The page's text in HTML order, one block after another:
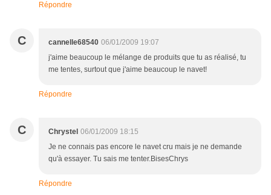
Répondre
C cannelle68540 06/01/2009 19:07
j'aime beaucoup le mélange de produits que tu as réalisé, tu
me tentes, surtout que j'aime beaucoup le navet!
Répondre
C Chrystel 06/01/2009 18:15
Je ne connais pas encore le navet cru mais je ne demande
qu'à essayer. Tu sais me tenter.BisesChrys
Répondre